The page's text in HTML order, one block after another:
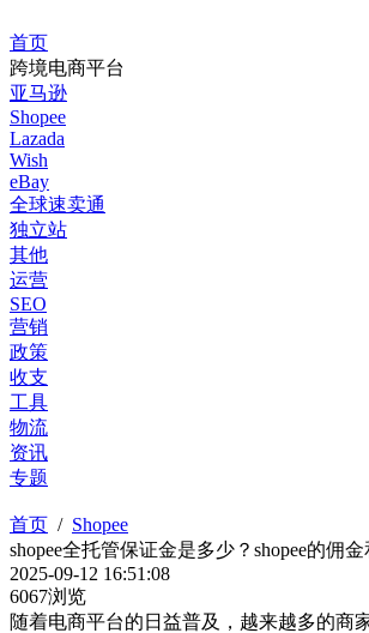
首页
跨境电商平台
亚马逊
Shopee
Lazada
Wish
eBay
全球速卖通
独立站
其他
运营
SEO
营销
政策
收支
工具
物流
资讯
专题
首页 / Shopee
shopee全托管保证金是多少？shopee的佣
2025-09-12 16:51:08
6067浏览
随着电商平台的日益普及，越来越多的商